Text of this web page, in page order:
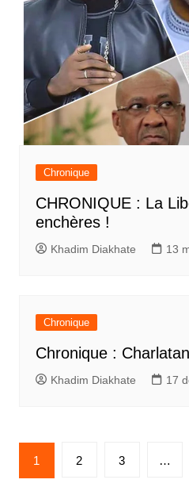
Chronique
CHRONIQUE : La
enchères !
Khadim Diakhate 13
Chronique
Chronique :
Khadim Diakhate 17
Pagination
des
1 2 3 …